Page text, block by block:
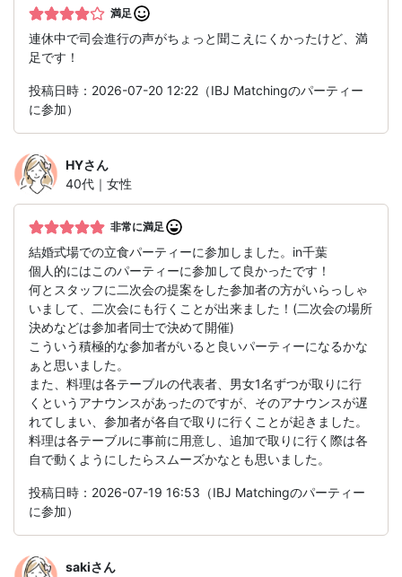
満足
連休中で司会進行の声がちょっと聞こえにくかったけど、満
足です！
投稿日時：2026-07-20 12:22（IBJ Matchingのパーティー
に参加）
HYさん
40代｜女性
非常に満足
結婚式場での立食パーティーに参加しました。in千葉
個人的にはこのパーティーに参加して良かったです！
何とスタッフに二次会の提案をした参加者の方がいらっしゃ
いまして、二次会にも行くことが出来ました！(二次会の場所
決めなどは参加者同士で決めて開催)
こういう積極的な参加者がいると良いパーティーになるかな
ぁと思いました。
また、料理は各テーブルの代表者、男女1名ずつが取りに行
くというアナウンスがあったのですが、そのアナウンスが遅
れてしまい、参加者が各自で取りに行くことが起きました。
料理は各テーブルに事前に用意し、追加で取りに行く際は各
自で動くようにしたらスムーズかなとも思いました。
投稿日時：2026-07-19 16:53（IBJ Matchingのパーティー
に参加）
sakiさん